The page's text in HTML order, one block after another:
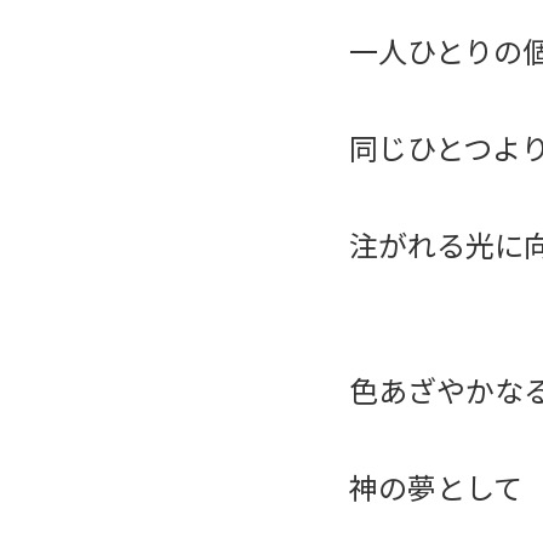
一人ひとりの
同じひとつより
注がれる光に
色あざやかな
神の夢として